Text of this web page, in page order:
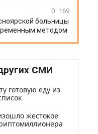
0 169
больницы
методом
СМИ
готовую еду из
жестокое